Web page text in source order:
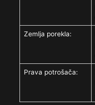
Zemlja porekla:
Prava potrošača: